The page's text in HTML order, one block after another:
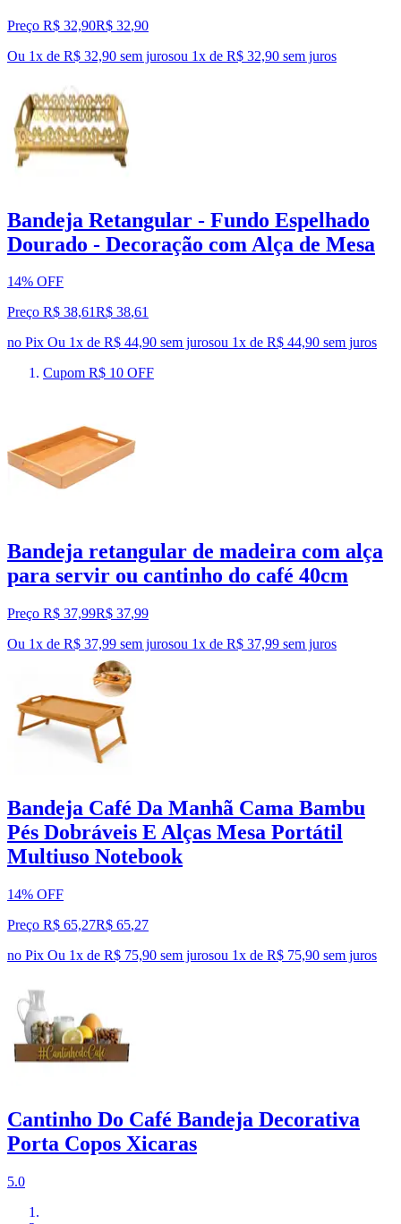
Preço R$ 32,90R$ 32,90
Ou 1x de R$ 32,90 sem jurosou 1x de R$ 32,90 sem juros
Bandeja Retangular - Fundo Espelhado
Dourado - Decoração com Alça de Mesa
14% OFF
Preço R$ 38,61R$ 38,61
no Pix Ou 1x de R$ 44,90 sem jurosou 1x de R$ 44,90 sem juros
Cupom R$ 10 OFF
Bandeja retangular de madeira com alça
para servir ou cantinho do café 40cm
Preço R$ 37,99R$ 37,99
Ou 1x de R$ 37,99 sem jurosou 1x de R$ 37,99 sem juros
Bandeja Café Da Manhã Cama Bambu
Pés Dobráveis E Alças Mesa Portátil
Multiuso Notebook
14% OFF
Preço R$ 65,27R$ 65,27
no Pix Ou 1x de R$ 75,90 sem jurosou 1x de R$ 75,90 sem juros
Cantinho Do Café Bandeja Decorativa
Porta Copos Xicaras
5.0